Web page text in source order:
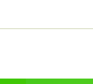
記事をお気